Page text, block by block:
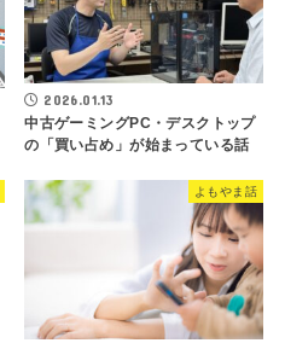
2026.01.13
中古ゲーミングPC・デスクトップ
の「買い占め」が始まっている話
よもやま話